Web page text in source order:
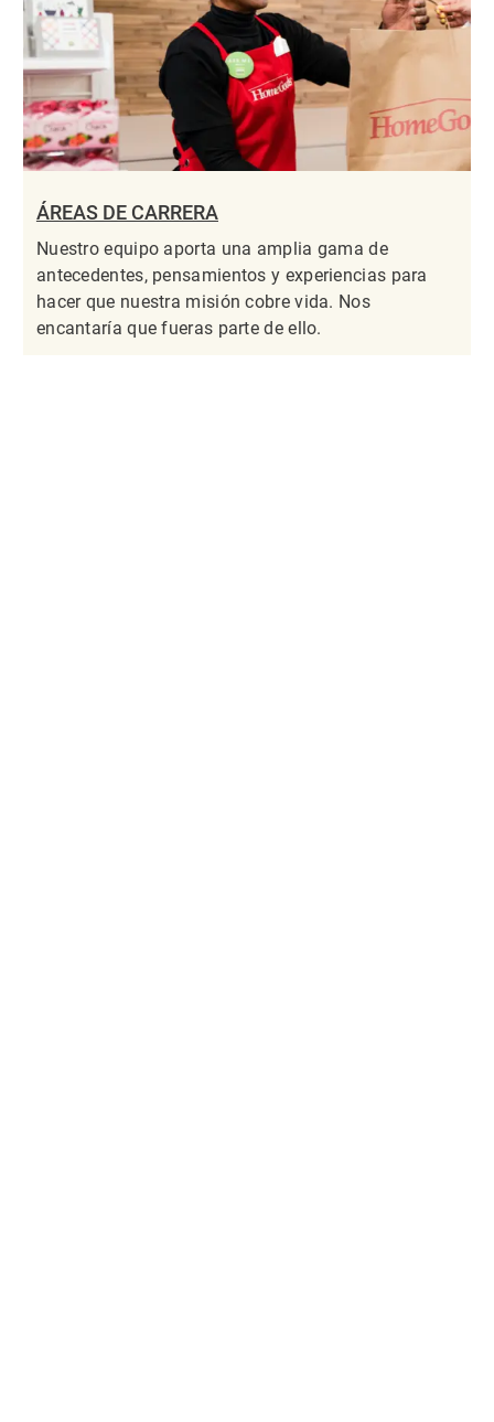
ÁREAS DE CARRERA
Nuestro equipo aporta una amplia gama de
antecedentes, pensamientos y experiencias para
hacer que nuestra misión cobre vida. Nos
encantaría que fueras parte de ello.